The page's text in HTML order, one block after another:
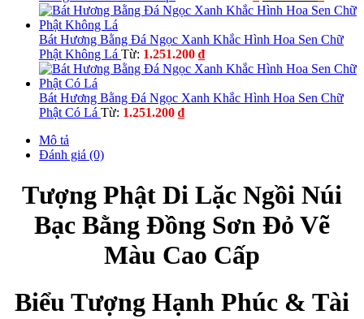
gốc
3.603.500 ₫.
hiện
là:
Bát Hương Bằng Đá Ngọc Xanh Khắc Hình Hoa Sen Chữ
Phật Không Lá Từ: 1.251.200 ₫
Bát Hương Bằng Đá Ngọc Xanh Khắc Hình Hoa Sen Chữ
Phật Có Lá Từ: 1.251.200 ₫
Mô tả
Đánh giá (0)
Tượng Phật Di Lặc Ngồi Núi
Bạc Bằng Đồng Sơn Đỏ Vẽ
Màu Cao Cấp
Biểu Tượng Hạnh Phúc & Tài